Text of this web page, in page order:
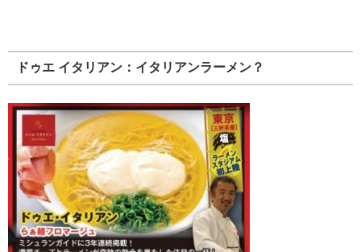
ドゥエ イタリアン：イタリアンラーメン？